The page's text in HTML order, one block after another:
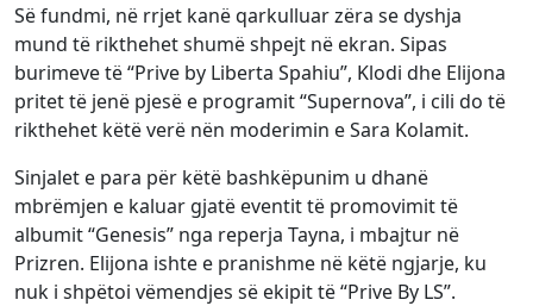
Së fundmi, në rrjet kanë qarkulluar zëra se dyshja
mund të rikthehet shumë shpejt në ekran. Sipas
burimeve të “Prive by Liberta Spahiu”, Klodi dhe Elijona
pritet të jenë pjesë e programit “Supernova”, i cili do të
rikthehet këtë verë nën moderimin e Sara Kolamit.
Sinjalet e para për këtë bashkëpunim u dhanë
mbrëmjen e kaluar gjatë eventit të promovimit të
albumit “Genesis” nga reperja Tayna, i mbajtur në
Prizren. Elijona ishte e pranishme në këtë ngjarje, ku
nuk i shpëtoi vëmendjes së ekipit të “Prive By LS”.